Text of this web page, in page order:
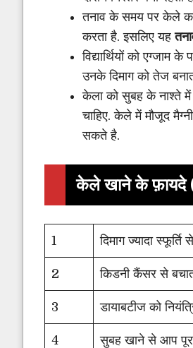
तनाव के समय पर केले का
करता है. इसलिए यह
विद्यार्थियों को
उनके दिमाग को तेज
केला को सुबह के नाश्ते
चाहिए. केले में मौजूद
सकते है.
केले खाने के फ़ायदे
1 दिमाग ज्यादा
2 किडनी कैंसर से
3 डायाबटीज को
4 सुबह खाने से आप